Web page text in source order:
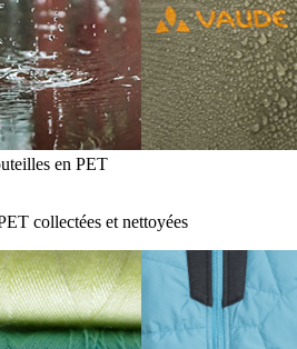
en PET
collectées et nettoyées